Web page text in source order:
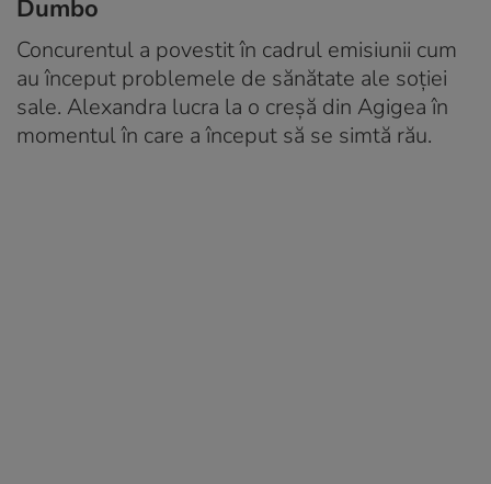
Dumbo
Concurentul a povestit în cadrul emisiunii cum
au început problemele de sănătate ale soției
sale. Alexandra lucra la o creșă din Agigea în
momentul în care a început să se simtă rău.